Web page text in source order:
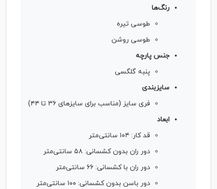
رنگ‌ها
طوسی تیره
طوسی روشن
جنس پارچه
پنبه گلگسی
سایزبندی
فری سایز (مناسب برای سایزهای ۳۶ تا ۴۴)
ابعاد
قد کار: ۱۰۴ سانتی‌متر
دور ران بدون کشسانی: ۵۸ سانتی‌متر
دور ران با کشسانی: ۶۶ سانتی‌متر
دور باسن بدون کشسانی: ۱۰۰ سانتی‌متر